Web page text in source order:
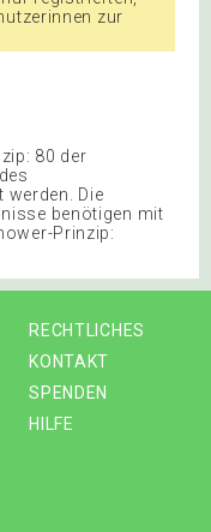
zur
80 der
werden. Die
benötigen mit
Prinzip:
RECHTLICHES
KONTAKT
SPENDEN
HILFE